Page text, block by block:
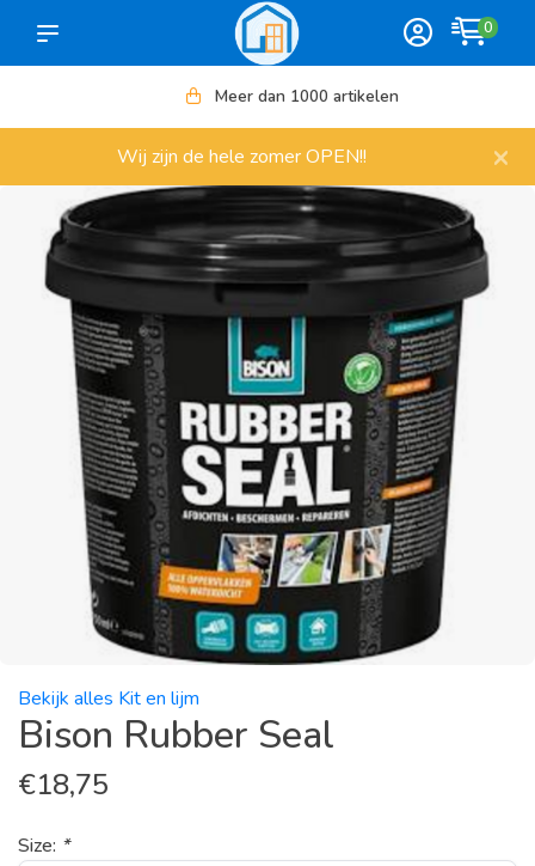
0
Meer dan 1000 artikelen
Wij zijn de hele zomer OPEN!! ×
Bekijk alles Kit en lijm
Bison Rubber Seal
€18,75
Size: *